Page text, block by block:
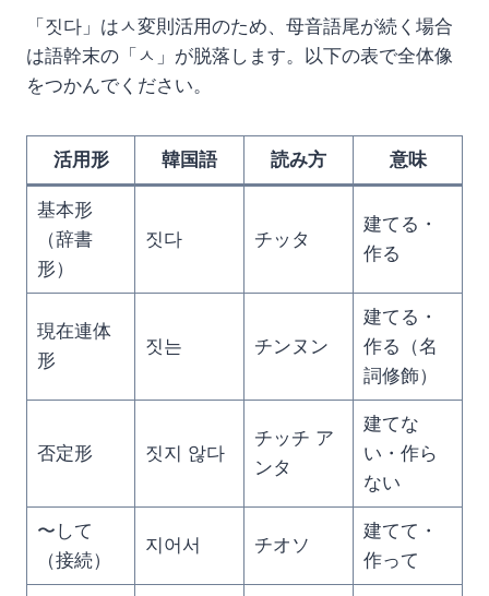
「짓다」はㅅ変則活用のため、母音語尾が続く場合
は語幹末の「ㅅ」が脱落します。以下の表で全体像
をつかんでください。
活用形 韓国語 読み方 意味
基本形
（辞書
形）
짓다 チッタ
建てる・
作る
現在連体
形
짓는 チンヌン
建てる・
作る（名
詞修飾）
否定形 짓지 않다
チッチ ア
ンタ
建てな
い・作ら
ない
〜して
（接続）
지어서 チオソ
建てて・
作って